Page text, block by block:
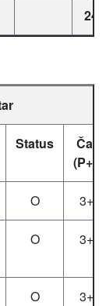
Status
O
O
O